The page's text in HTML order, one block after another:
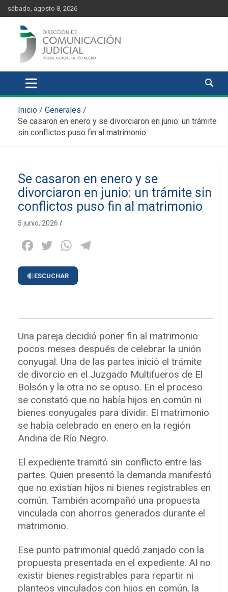
content
Skip
to
content
sábado, agosto 8, 2026
Comunicación Judicial
Inicio
Generales
Se casaron en enero y se divorciaron en junio: un trámite
sin conflictos puso fin al matrimonio
Se casaron en enero y se
divorciaron en junio: un trámite sin
conflictos puso fin al matrimonio
5 junio, 2026
Facebook
Twitter WhatsApp
ESCUCHAR
Una pareja decidió poner fin al matrimonio
pocos meses después de celebrar la unión
conyugal. Una de las partes inició el trámite
de divorcio en el Juzgado Multifueros de El
Bolsón y la otra no se opuso. En el proceso
se constató que no había hijos en común ni
bienes conyugales para dividir. El matrimonio
se había celebrado en enero en la región
Andina de Río Negro.
El expediente tramitó sin conflicto entre las
partes. Quien presentó la demanda manifestó
que no existían hijos ni bienes registrables en
común. También acompañó una propuesta
vinculada con ahorros generados durante el
matrimonio.
Ese punto patrimonial quedó zanjado con la
propuesta presentada en el expediente. Al no
existir bienes registrables para repartir ni
planteos vinculados con hijos en común, la